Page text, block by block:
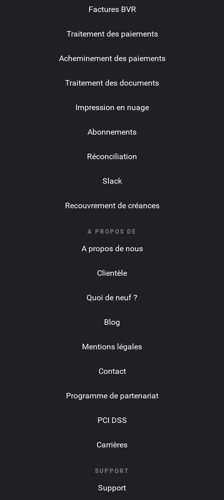
Factures BVR
Traitement des paiements
Acheminement des paiements
Traitement des documents
Impression en nuage
Abonnements
Réconciliation
Slack
Recouvrement de créances
A PROPOS DE
A propos de nous
Clientèle
Quoi de neuf ?
Blog
Mentions légales
Contact
Programme de partenariat
PCI DSS
Carrières
SUPPORT
Support